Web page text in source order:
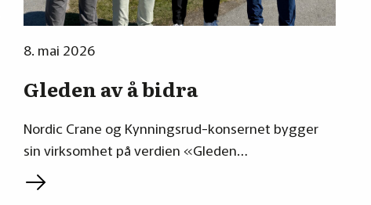
8. mai 2026
Gleden av å bidra
Nordic Crane og Kynningsrud-konsernet bygger
sin virksomhet på verdien «Gleden…